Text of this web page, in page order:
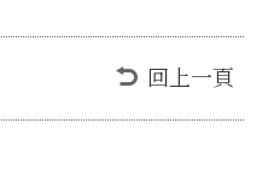
回上一頁